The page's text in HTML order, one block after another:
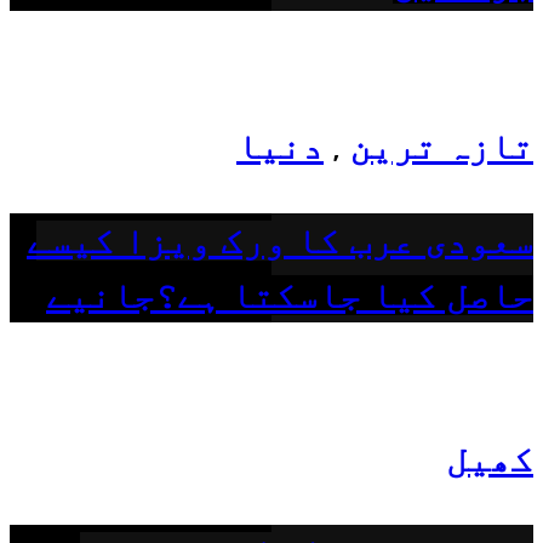
تازہ ترین , دنیا
سعودی عرب کا ورک ویزا کیسے
حاصل کیا جاسکتا ہے؟جانیے
کھیل